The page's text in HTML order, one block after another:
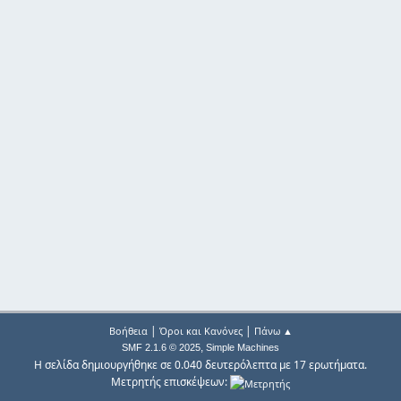
Βοήθεια| Όροι και Κανόνες| Πάνω ▲
SMF 2.1.6 © 2025, Simple Machines
Η σελίδα δημιουργήθηκε σε 0.040 δευτερόλεπτα με 17 ερωτήματα.
Μετρητής επισκέψεων: